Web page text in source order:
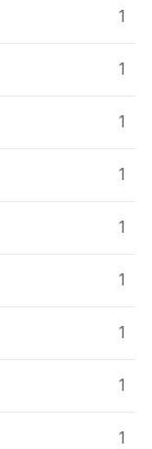
1
1
1
1
1
1
1
1
1